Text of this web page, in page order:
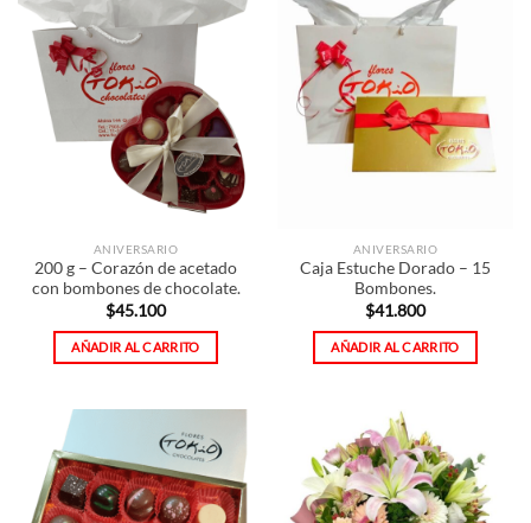
ANIVERSARIO
200 g – Corazón de acetado
con bombones de chocolate.
$45.100
AÑADIR AL CARRITO
ANIVERSARIO
Caja Estuche Dorado – 15
Bombones.
$41.800
AÑADIR AL CARRITO